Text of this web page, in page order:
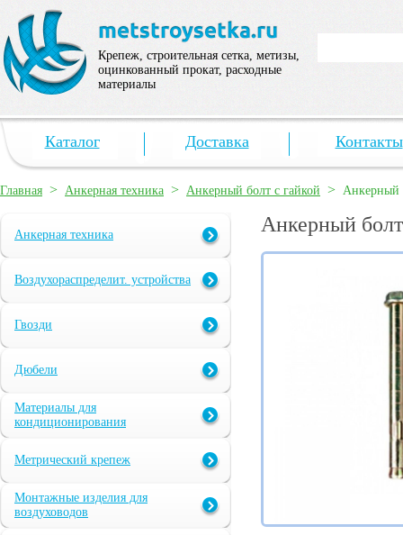
Крепеж, строительная сетка, метизы,
оцинкованный прокат, расходные
материалы
Каталог Доставка Контакты
Главная > Анкерная техника > Анкерный болт с гайкой > Анкерный
Анкерная техника
Воздухораспределит. устройства
Гвозди
Дюбели
Материалы для
кондиционирования
Метрический крепеж
Монтажные изделия для
воздуховодов
Анкерный